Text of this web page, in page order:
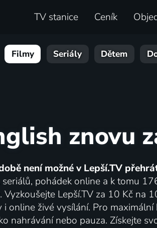
TV stanice Ceník
Filmy Seriály Dětem
znovu
není možné v Lepší.TV
pohádek online a k tomu
Lepší.TV za 10 Kč na
i online živé vysílání. Pro
nahrávání nebo pauza. Získejte